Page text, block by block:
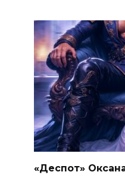
«Деспот»